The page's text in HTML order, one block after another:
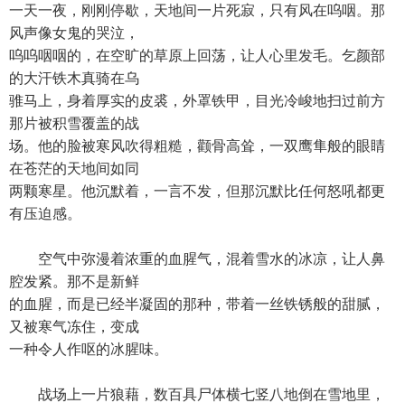
一天一夜，刚刚停歇，天地间一片死寂，只有风在呜咽。那
风声像女鬼的哭泣，
呜呜咽咽的，在空旷的草原上回荡，让人心里发毛。乞颜部
的大汗铁木真骑在乌
骓马上，身着厚实的皮裘，外罩铁甲，目光冷峻地扫过前方
那片被积雪覆盖的战
场。他的脸被寒风吹得粗糙，颧骨高耸，一双鹰隼般的眼睛
在苍茫的天地间如同
两颗寒星。他沉默着，一言不发，但那沉默比任何怒吼都更
有压迫感。
空气中弥漫着浓重的血腥气，混着雪水的冰凉，让人鼻
腔发紧。那不是新鲜
的血腥，而是已经半凝固的那种，带着一丝铁锈般的甜腻，
又被寒气冻住，变成
一种令人作呕的冰腥味。
战场上一片狼藉，数百具尸体横七竖八地倒在雪地里，